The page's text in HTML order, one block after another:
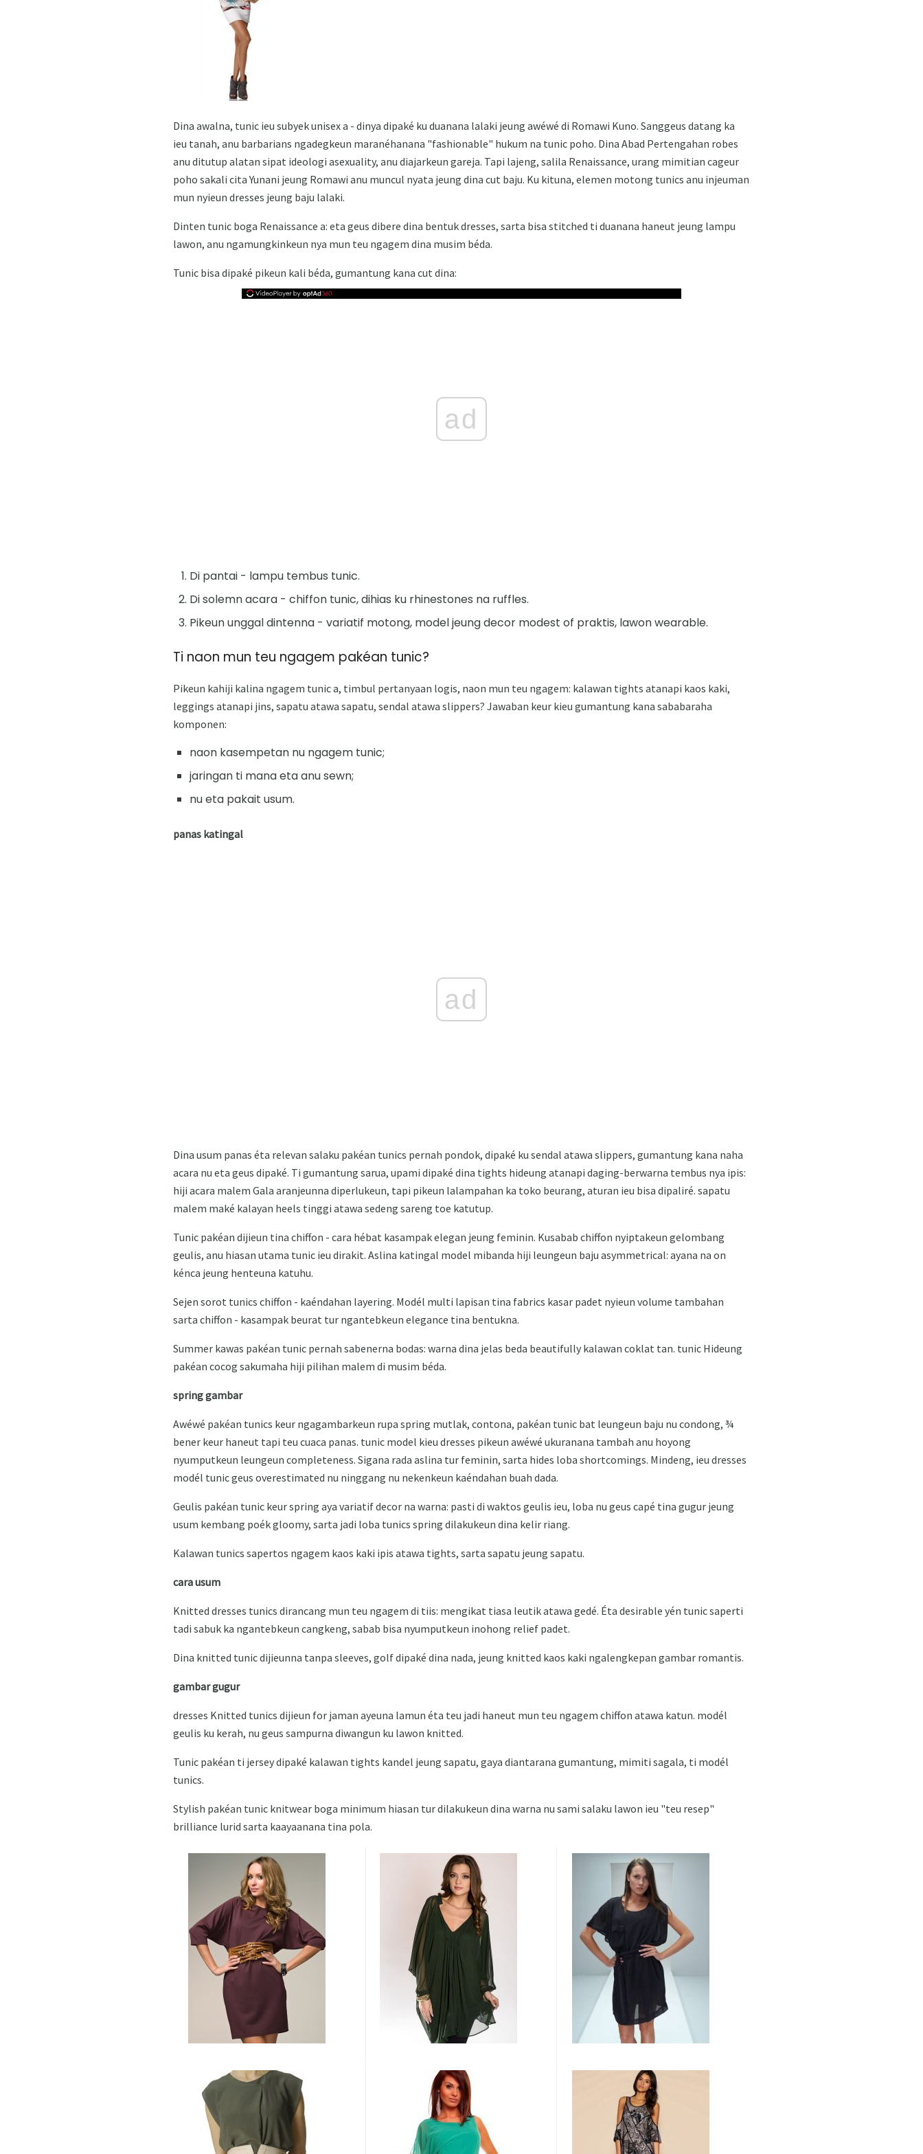
Dina awalna, tunic ieu subyek unisex a - dinya dipaké ku duanana lalaki jeung awéwé di Romawi Kuno. Sanggeus datang ka
ieu tanah, anu barbarians ngadegkeun maranéhanana "fashionable" hukum na tunic poho. Dina Abad Pertengahan robes
anu ditutup alatan sipat ideologi asexuality, anu diajarkeun gareja. Tapi lajeng, salila Renaissance, urang mimitian cageur
poho sakali cita Yunani jeung Romawi anu muncul nyata jeung dina cut baju. Ku kituna, elemen motong tunics anu injeuman
mun nyieun dresses jeung baju lalaki.
Dinten tunic boga Renaissance a: eta geus dibere dina bentuk dresses, sarta bisa stitched ti duanana haneut jeung lampu
lawon, anu ngamungkinkeun nya mun teu ngagem dina musim béda.
Tunic bisa dipaké pikeun kali béda, gumantung kana cut dina:
ad
Di pantai - lampu tembus tunic.
Di solemn acara - chiffon tunic, dihias ku rhinestones na ruffles.
Pikeun unggal dintenna - variatif motong, model jeung decor modest of praktis, lawon wearable.
Ti naon mun teu ngagem pakéan tunic?
Pikeun kahiji kalina ngagem tunic a, timbul pertanyaan logis, naon mun teu ngagem: kalawan tights atanapi kaos kaki,
leggings atanapi jins, sapatu atawa sapatu, sendal atawa slippers? Jawaban keur kieu gumantung kana sababaraha
komponen:
naon kasempetan nu ngagem tunic;
jaringan ti mana eta anu sewn;
nu eta pakait usum.
panas katingal
ad
Dina usum panas éta relevan salaku pakéan tunics pernah pondok, dipaké ku sendal atawa slippers, gumantung kana naha
acara nu eta geus dipaké. Ti gumantung sarua, upami dipaké dina tights hideung atanapi daging-berwarna tembus nya ipis:
hiji acara malem Gala aranjeunna diperlukeun, tapi pikeun lalampahan ka toko beurang, aturan ieu bisa dipaliré. sapatu
malem maké kalayan heels tinggi atawa sedeng sareng toe katutup.
Tunic pakéan dijieun tina chiffon - cara hébat kasampak elegan jeung feminin. Kusabab chiffon nyiptakeun gelombang
geulis, anu hiasan utama tunic ieu dirakit. Aslina katingal model mibanda hiji leungeun baju asymmetrical: ayana na on
kénca jeung henteuna katuhu.
Sejen sorot tunics chiffon - kaéndahan layering. Modél multi lapisan tina fabrics kasar padet nyieun volume tambahan
sarta chiffon - kasampak beurat tur ngantebkeun elegance tina bentukna.
Summer kawas pakéan tunic pernah sabenerna bodas: warna dina jelas beda beautifully kalawan coklat tan. tunic Hideung
pakéan cocog sakumaha hiji pilihan malem di musim béda.
spring gambar
Awéwé pakéan tunics keur ngagambarkeun rupa spring mutlak, contona, pakéan tunic bat leungeun baju nu condong, ¾
bener keur haneut tapi teu cuaca panas. tunic model kieu dresses pikeun awéwé ukuranana tambah anu hoyong
nyumputkeun leungeun completeness. Sigana rada aslina tur feminin, sarta hides loba shortcomings. Mindeng, ieu dresses
modél tunic geus overestimated nu ninggang nu nekenkeun kaéndahan buah dada.
Geulis pakéan tunic keur spring aya variatif decor na warna: pasti di waktos geulis ieu, loba nu geus capé tina gugur jeung
usum kembang poék gloomy, sarta jadi loba tunics spring dilakukeun dina kelir riang.
Kalawan tunics sapertos ngagem kaos kaki ipis atawa tights, sarta sapatu jeung sapatu.
cara usum
Knitted dresses tunics dirancang mun teu ngagem di tiis: mengikat tiasa leutik atawa gedé. Éta desirable yén tunic saperti
tadi sabuk ka ngantebkeun cangkeng, sabab bisa nyumputkeun inohong relief padet.
Dina knitted tunic dijieunna tanpa sleeves, golf dipaké dina nada, jeung knitted kaos kaki ngalengkepan gambar romantis.
gambar gugur
dresses Knitted tunics dijieun for jaman ayeuna lamun éta teu jadi haneut mun teu ngagem chiffon atawa katun. modél
geulis ku kerah, nu geus sampurna diwangun ku lawon knitted.
Tunic pakéan ti jersey dipaké kalawan tights kandel jeung sapatu, gaya diantarana gumantung, mimiti sagala, ti modél
tunics.
Stylish pakéan tunic knitwear boga minimum hiasan tur dilakukeun dina warna nu sami salaku lawon ieu "teu resep"
brilliance lurid sarta kaayaanana tina pola.